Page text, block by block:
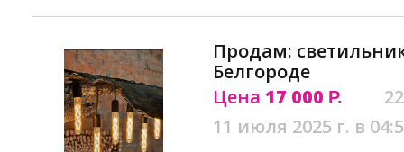
Продам:
Белгороде
Цена 17 000 Р.
11 июля 2025 г. в